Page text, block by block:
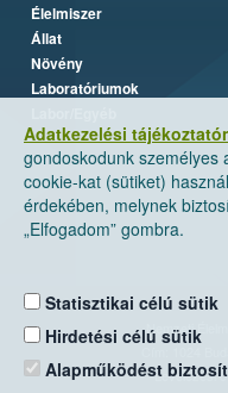
Adatkezelési
gondoskodunk személyes
cookie-kat (sütiket)
érdekében, melynek
„Elfogadom” gombra.
Statisztikai célú sütik
Hirdetési célú sütik
Alapműködést
Élelmiszer
Állat
Növény
Laboratóriumok
Nemzeti
Levelezési